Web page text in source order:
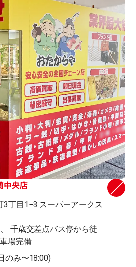
中央店
3丁目1−8 スーパーアークス
千歳交差点バス停から徒
場完備
のみ〜18:00)